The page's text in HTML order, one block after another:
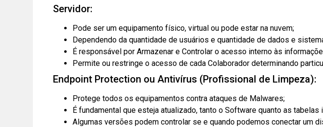
Servidor:
Pode ser um equipamento físico, virtual ou pode estar na nuvem;
Dependendo da quantidade de usuários e quantidade de dados e
É responsável por Armazenar e Controlar o acesso interno às
Permite ou restringe o acesso de cada Colaborador determinando
Endpoint Protection ou Antivírus (Profissional de Limpeza):
Protege todos os equipamentos contra ataques de Malwares;
É fundamental que esteja atualizado, tanto o Software quanto as
Algumas versões podem controlar se e quando podemos conectar um